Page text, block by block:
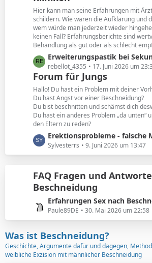
e
t
e
B
e
i
t
r
ä
g
e
Hier kann man seine Erfahrungen mit
schildern. Wie waren die Aufklärung und
wem würde man jederzeit wieder
keinen Fall? Erfahrungsberichte sind
Behandlung als gut oder als schlecht
L
e
t
z
t
e
B
e
i
t
g
e
Erweiterungspastik bei
rebellot_4355 17. Juni 2026 um
Forum für Jungs
Hallo! Du hast ein Problem mit deiner
Du hast Angst vor einer Beschneidung?
Du bist beschnitten und schämst dich
Du hast ein anderes Problem „da unten“
den Eltern zu reden?
L
e
t
t
e
e
r
ä
g
Erektionsprobleme - falsche
Sylvesterrs 9. Juni 2026 um 13:47
FAQ Fragen und
Beschneidung
L
e
t
z
t
e
Erfahrungen Sex nach
Paule89DE 30. Mai 2026 um 22:58
Was ist Beschneidung?
Geschichte, Argumente dafür und dagegen,
weibliche Exzision mit männlicher Beschneidung